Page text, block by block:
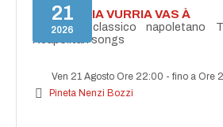
21
2026
I'TE VURRIA VURRIA VAS À
Concerto classico napoletano
Neapolitan songs
Ven 21 Agosto Ore 22:00 -fino a Ore
Pineta Nenzi Bozzi